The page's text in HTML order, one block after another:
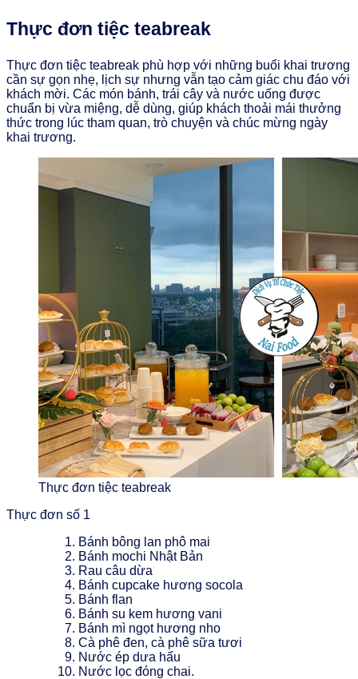
Thực đơn tiệc teabreak
Thực đơn tiệc teabreak phù hợp với những buổi khai trương
cần sự gọn nhẹ, lịch sự nhưng vẫn tạo cảm giác chu đáo với
khách mời. Các món bánh, trái cây và nước uống được
chuẩn bị vừa miệng, dễ dùng, giúp khách thoải mái thưởng
thức trong lúc tham quan, trò chuyện và chúc mừng ngày
khai trương.
Thực đơn tiệc teabreak
Thực đơn số 1
Bánh bông lan phô mai
Bánh mochi Nhật Bản
Rau câu dừa
Bánh cupcake hương socola
Bánh flan
Bánh su kem hương vani
Bánh mì ngọt hương nho
Cà phê đen, cà phê sữa tươi
Nước ép dưa hấu
Nước lọc đóng chai.